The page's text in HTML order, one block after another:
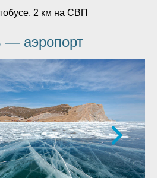
2 км на СВП
— аэропорт